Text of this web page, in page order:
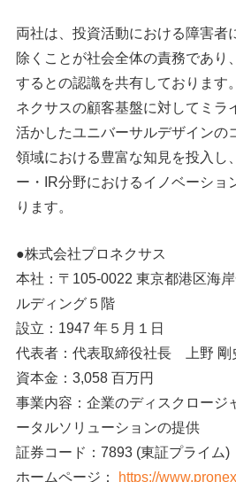
両社は、投資活動における障害者
除くことが社会全体の責務であり
するとの認識を共有しております
ネクサスの顧客基盤に対してミラ
活かしたユニバーサルデザインの
領域における豊富な知見を投入し
ー・IR分野におけるイノベーショ
ります。
●株式会社プロネクサス
本社：〒105-0022 東京都港区海
ルディング５階
設立：1947 年５月１日
代表者：代表取締役社長 上野 剛
資本金：3,058 百万円
事業内容：企業のディスクロージ
ータルソリューションの提供
証券コード：7893 (東証プライム)
ホームページ：
https://